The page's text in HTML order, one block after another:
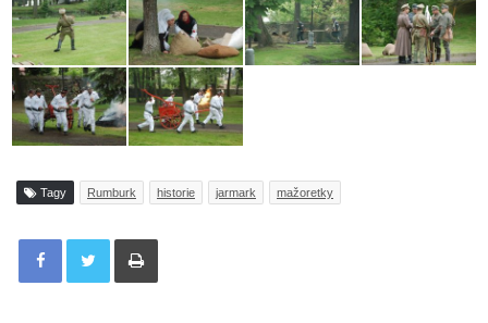
Tagy Rumburk historie jarmark mažoretky
Tisknout